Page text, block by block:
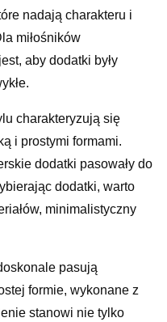
nadają charakteru i
miłośników
aby dodatki były
charakteryzują się
i prostymi formami.
dodatki pasowały do
dodatki, warto
minimalistyczny
pasują
formie, wykonane z
stanowi nie tylko